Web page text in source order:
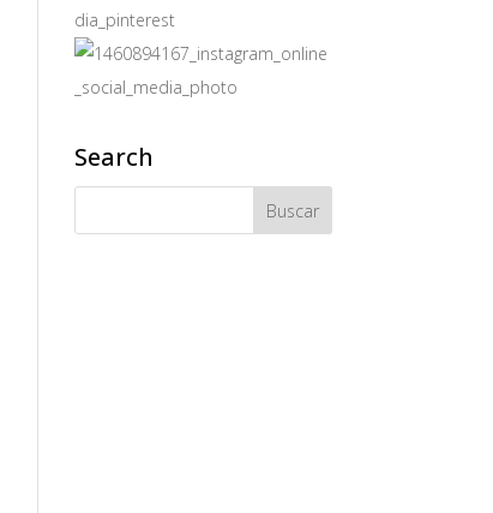
Search